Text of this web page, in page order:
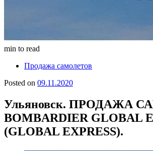
min to read
Продажа самолетов
Posted on 09.11.2020
Ульяновск. ПРОДАЖА
BOMBARDIER GLOBAL
(GLOBAL EXPRESS).